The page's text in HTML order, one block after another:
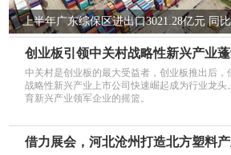
32.4% 海南自贸港空天信息
创业板引领中关村战略性新兴产业
中关村是创业板的最大受益者，创业板推出后，
战略性新兴产业上市公司快速崛起成为行业龙
育新兴产业领军企业的摇篮。
借力展会，河北沧州打造北方塑料